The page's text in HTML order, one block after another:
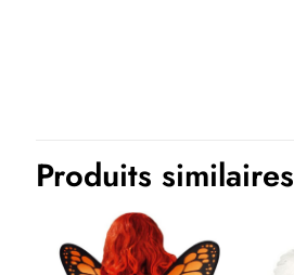
Produits similaires